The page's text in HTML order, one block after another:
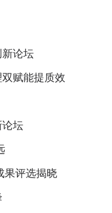
论坛
赋能提质效
论坛
果评选揭晓